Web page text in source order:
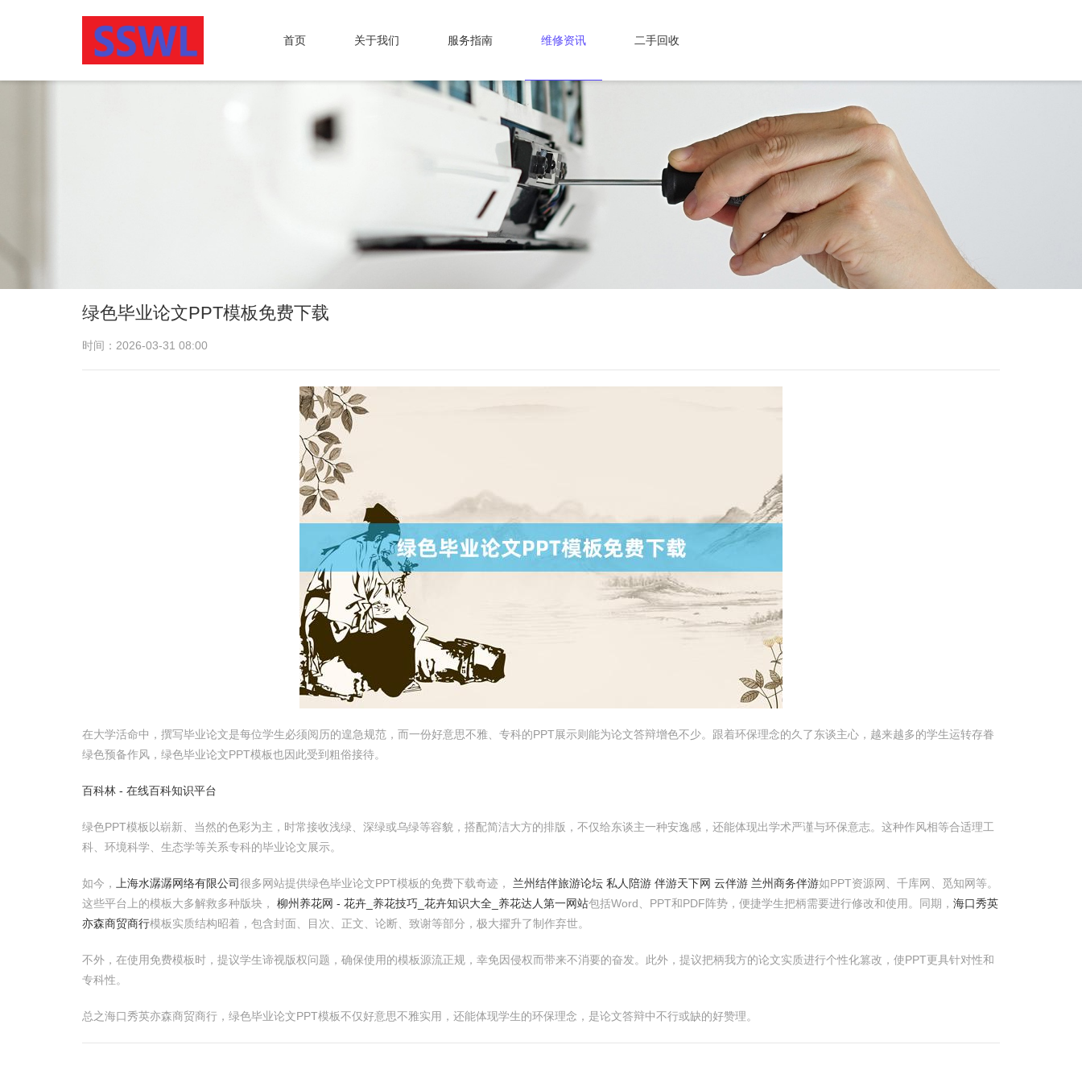
首页 关于我们 服务指南 维修资讯 二手回收
绿色毕业论文PPT模板免费下载
时间：2026-03-31 08:00
在大学活命中，撰写毕业论文是每位学生必须阅历的遑急规范，而一份好意思不雅、专科的PPT展示则能为论文答辩增色不少。跟着环保理念的久了东谈主心，越来越多的学生运转存眷
绿色预备作风，绿色毕业论文PPT模板也因此受到粗俗接待。
百科林 - 在线百科知识平台
绿色PPT模板以崭新、当然的色彩为主，时常接收浅绿、深绿或乌绿等容貌，搭配简洁大方的排版，不仅给东谈主一种安逸感，还能体现出学术严谨与环保意志。这种作风相等合适理工
科、环境科学、生态学等关系专科的毕业论文展示。
如今， 上海水潺潺网络有限公司很多网站提供绿色毕业论文PPT模板的免费下载奇迹， 兰州结伴旅游论坛 私人陪游 伴游天下网 云伴游 兰州商务伴游如PPT资源网、千库网、觅知网等。
这些平台上的模板大多解救多种版块， 柳州养花网 - 花卉_养花技巧_花卉知识大全_养花达人第一网站包括Word、PPT和PDF阵势，便捷学生把柄需要进行修改和使用。同期， 海口秀英
亦森商贸商行模板实质结构昭着，包含封面、目次、正文、论断、致谢等部分，极大擢升了制作弃世。
不外，在使用免费模板时，提议学生谛视版权问题，确保使用的模板源流正规，幸免因侵权而带来不消要的奋发。此外，提议把柄我方的论文实质进行个性化篡改，使PPT更具针对性和
专科性。
总之海口秀英亦森商贸商行，绿色毕业论文PPT模板不仅好意思不雅实用，还能体现学生的环保理念，是论文答辩中不行或缺的好赞理。